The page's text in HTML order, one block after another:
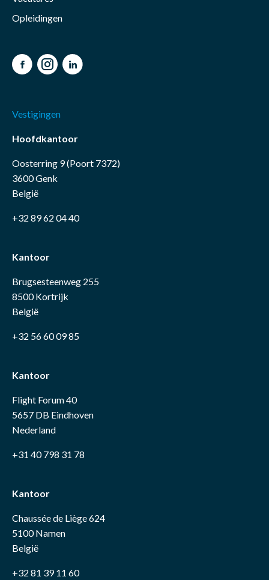
Opleidingen
FacebookInstagramLinkedIn
Vestigingen
Hoofdkantoor
Oosterring 9 (Poort 7372)
3600 Genk
België
+32 89 62 04 40
Kantoor
Brugsesteenweg 255
8500 Kortrijk
België
+32 56 60 09 85
Kantoor
Flight Forum 40
5657 DB Eindhoven
Nederland
+31 40 798 31 78
Kantoor
Chaussée de Liège 624
5100 Namen
België
+32 81 39 11 60